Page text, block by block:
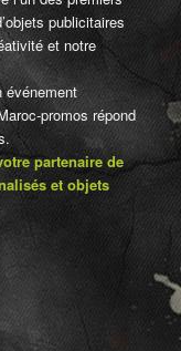
publicitaires
et notre
événement
promos répond
partenaire de
et objets